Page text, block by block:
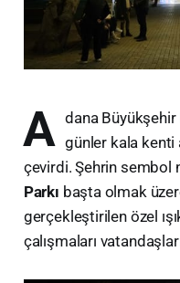
A dana Büyükşehir
günler kala kenti
çevirdi. Şehrin sembol
Parkı başta olmak
gerçekleştirilen özel
çalışmaları